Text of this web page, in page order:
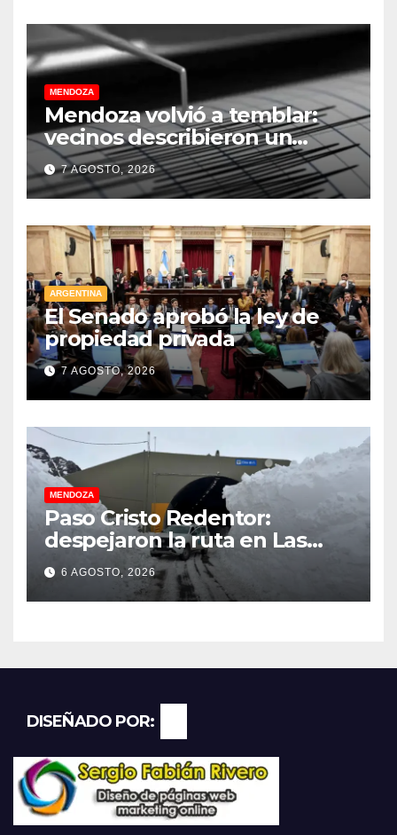
MENDOZA
Mendoza volvió a temblar:
vecinos describieron un
“sacudón” acompañado por
un fuerte estruendo
7 AGOSTO, 2026
ARGENTINA
El Senado aprobó la ley de
propiedad privada
7 AGOSTO, 2026
MENDOZA
Paso Cristo Redentor:
despejaron la ruta en Las
Cuevas antes de otro
temporal con unos 1.500
camiones varados
6 AGOSTO, 2026
DISEÑADO POR: